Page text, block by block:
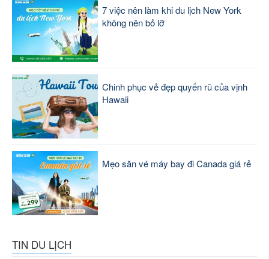
7 việc nên làm khi du lịch New York
không nên bỏ lỡ
Chinh phục vẻ đẹp quyến rũ của vịnh
Hawaii
Mẹo săn vé máy bay đi Canada giá rẻ
TIN DU LỊCH